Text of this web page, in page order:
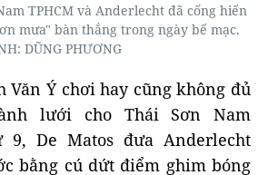
TPHCM và Anderlecht đã cống hiến
mưa" bàn thắng trong ngày bế mạc.
DŨNG PHƯƠNG
Văn Ý chơi hay cũng không đủ
lưới cho Thái Sơn Nam
9, De Matos đưa Anderlecht
bằng cú dứt điểm ghim bóng